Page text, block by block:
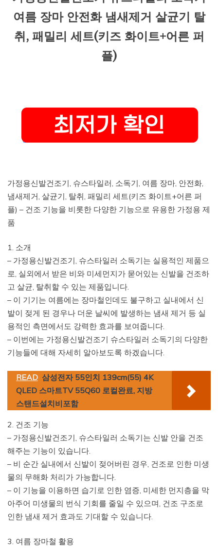
여름 장마 안전화 냄새제거 살균기 탈
취, 패밀리 세트(키즈 화이트+어른 퍼
플)
가정용신발건조기, 슈스타일러, 소독기, 여름 장마, 안전화,
냄새제거, 살균기, 탈취, 패밀리 세트(키즈 화이트+어른 퍼
플) – 건조 기능을 비롯한 다양한 기능으로 유용한 가정용 제
품
1. 소개
– 가정용신발건조기, 슈스타일러 소독기는 실용적인 제품으
로, 실외에서 받은 비와 미세먼지가 묻어있는 신발을 건조하
고 살균, 탈취할 수 있는 제품입니다.
– 이 기기는 여름에는 장마철인데도 불구하고 실내에서 신
발이 젖게 된 경우나 더운 날씨에 발생하는 냄새 제거 등 실
용적인 측면에서도 강력한 효과를 보여줍니다.
– 이번에는 가정용신발건조기 슈스타일러 소독기의 다양한
기능들에 대해 자세히 알아보도록 하겠습니다.
READ 삼성전자 55인치 139cm(55) 4K
QLED 스마트TV 55Q60 로컬완료, 지방
스탠드설치비포함
2. 건조 기능
– 가정용신발건조기, 슈스타일러 소독기는 신발 안을 건조
해주는 기능이 있습니다.
– 비 순간 실내에서 신발이 젖어버린 경우, 건조로 인한 미생
물의 무해화 처리가 가능합니다.
– 이 기능을 이용하면 습기로 인한 염증, 미세한 먼지층을 막
아주어 미생물의 번식 기회를 줄일 수 있으며, 건조 구조로
인한 냄새 제거 효과도 기대할 수 있습니다.
3. 여름 장마철 활용